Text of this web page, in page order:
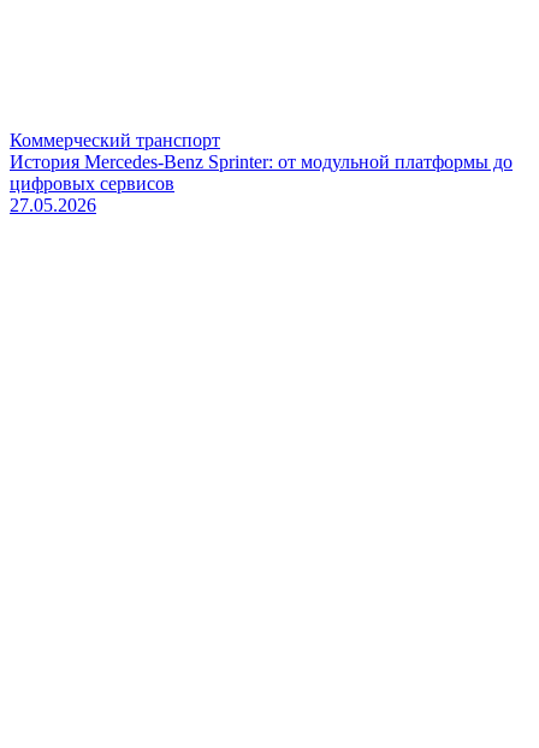
Коммерческий транспорт
История Mercedes-Benz Sprinter: от модульной платформы до
цифровых сервисов
27.05.2026